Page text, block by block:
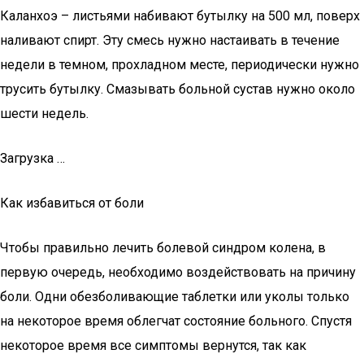
Каланхоэ – листьями набивают бутылку на 500 мл, поверх
наливают спирт. Эту смесь нужно настаивать в течение
недели в темном, прохладном месте, периодически нужно
трусить бутылку. Смазывать больной сустав нужно около
шести недель.
Загрузка …
Как избавиться от боли
Чтобы правильно лечить болевой синдром колена, в
первую очередь, необходимо воздействовать на причину
боли. Одни обезболивающие таблетки или уколы только
на некоторое время облегчат состояние больного. Спустя
некоторое время все симптомы вернутся, так как